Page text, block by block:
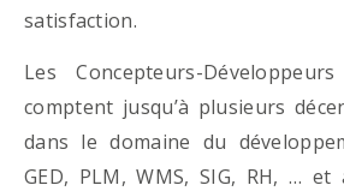
satisfaction.
Les Concepteurs-
comptent jusqu’à plusieurs
dans le domaine du
GED, PLM, WMS, SIG, RH, … et